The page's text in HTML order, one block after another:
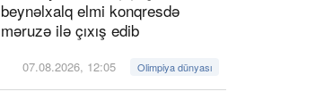
beynəlxalq elmi konqresdə
məruzə ilə çıxış edib
07.08.2026, 12:05 Olimpiya dünyası